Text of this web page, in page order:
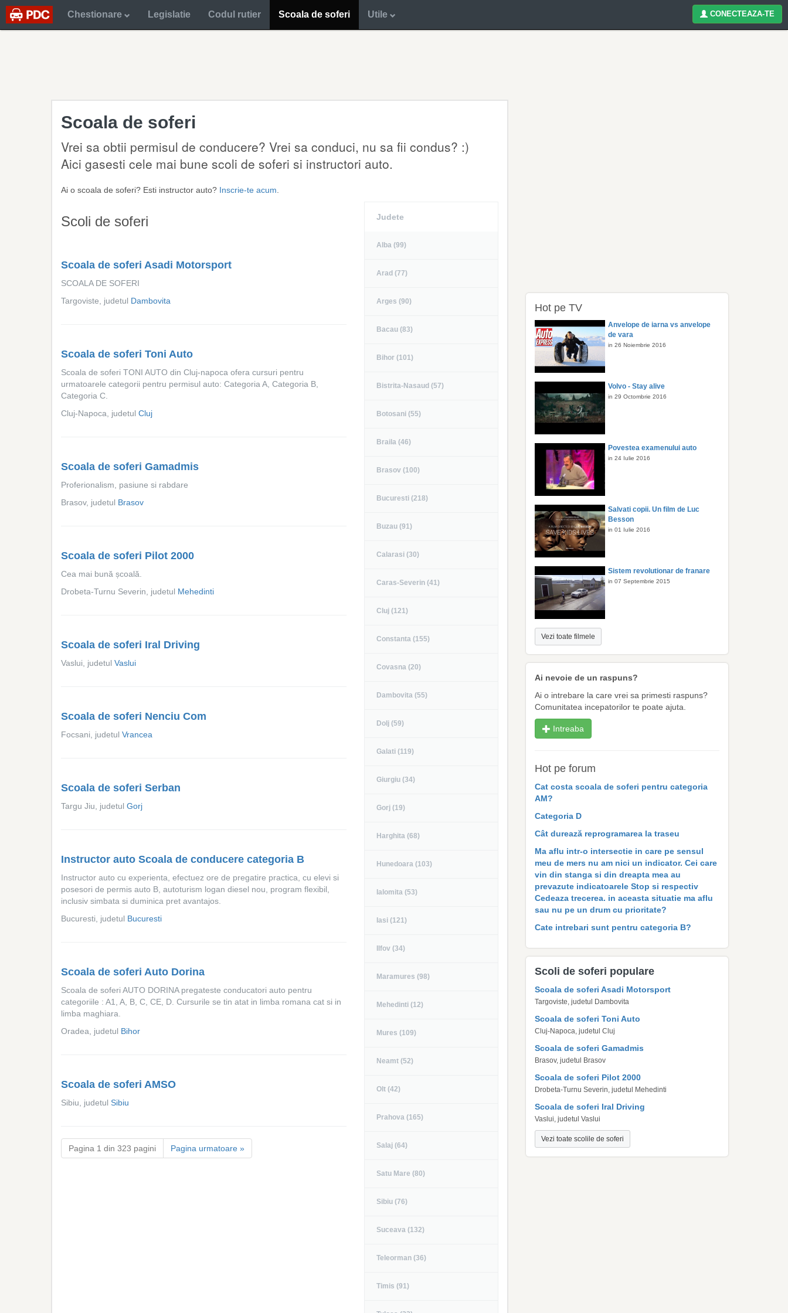
Chestionare Legislatie Codul rutier Scoala de soferi Utile CONECTEAZA-TE
Scoala de soferi
Vrei sa obtii permisul de conducere? Vrei sa conduci, nu sa fii condus? :)
Aici gasesti cele mai bune scoli de soferi si instructori auto.
Ai o scoala de soferi? Esti instructor auto? Inscrie-te acum
Scoli de soferi
Scoala de soferi Asadi Motorsport
SCOALA DE SOFERI
Targoviste, judetul Dambovita
Scoala de soferi Toni Auto
Scoala de soferi TONI AUTO din Cluj-napoca ofera cursuri pentru
urmatoarele categorii pentru permisul auto: Categoria A, Categoria B,
Categoria C.
Cluj-Napoca, judetul Cluj
Scoala de soferi Gamadmis
Proferionalism, pasiune si rabdare
Brasov, judetul Brasov
Scoala de soferi Pilot 2000
Cea mai bună școală.
Drobeta-Turnu Severin, judetul Mehedinti
Scoala de soferi Iral Driving
Vaslui, judetul Vaslui
Scoala de soferi Nenciu Com
Focsani, judetul Vrancea
Scoala de soferi Serban
Targu Jiu, judetul Gorj
Instructor auto Scoala de conducere categoria B
Instructor auto cu experienta, efectuez ore de pregatire practica, cu elevi si
posesori de permis auto B, autoturism logan diesel nou, program flexibil,
inclusiv simbata si duminica pret avantajos.
Bucuresti, judetul Bucuresti
Scoala de soferi Auto Dorina
Scoala de soferi AUTO DORINA pregateste conducatori auto pentru
categoriile : A1, A, B, C, CE, D. Cursurile se tin atat in limba romana cat si in
limba maghiara.
Oradea, judetul Bihor
Scoala de soferi AMSO
Sibiu, judetul Sibiu
Pagina 1 din 323 pagini Pagina urmatoare »
Judete
Alba (99)
Arad (77)
Arges (90)
Bacau (83)
Bihor (101)
Bistrita-Nasaud (57)
Botosani (55)
Braila (46)
Brasov (100)
Bucuresti (218)
Buzau (91)
Calarasi (30)
Caras-Severin (41)
Cluj (121)
Constanta (155)
Covasna (20)
Dambovita (55)
Dolj (59)
Galati (119)
Giurgiu (34)
Gorj (19)
Harghita (68)
Hunedoara (103)
Ialomita (53)
Iasi (121)
Ilfov (34)
Maramures (98)
Mehedinti (12)
Mures (109)
Neamt (52)
Olt (42)
Prahova (165)
Salaj (64)
Satu Mare (80)
Sibiu (76)
Suceava (132)
Teleorman (36)
Timis (91)
Hot pe TV
Anvelope de iarna vs anvelope
de vara
in 26 Noiembrie 2016
Volvo - Stay alive
in 29 Octombrie 2016
Povestea examenului auto
in 24 Iulie 2016
Salvati copii. Un film de Luc
Besson
in 01 Iulie 2016
Sistem revolutionar de franare
in 07 Septembrie 2015
Vezi toate filmele
Ai nevoie de un raspuns?
Ai o intrebare la care vrei sa primesti raspuns?
Comunitatea incepatorilor te poate ajuta.
Intreaba
Hot pe forum
Cat costa scoala de soferi pentru categoria
AM?
Categoria D
Cât durează reprogramarea la traseu
Ma aflu intr-o intersectie in care pe sensul
meu de mers nu am nici un indicator. Cei care
vin din stanga si din dreapta mea au
prevazute indicatoarele Stop si respectiv
Cedeaza trecerea. in aceasta situatie ma aflu
sau nu pe un drum cu prioritate?
Cate intrebari sunt pentru categoria B?
Scoli de soferi populare
Scoala de soferi Asadi Motorsport
Targoviste, judetul Dambovita
Scoala de soferi Toni Auto
Cluj-Napoca, judetul Cluj
Scoala de soferi Gamadmis
Brasov, judetul Brasov
Scoala de soferi Pilot 2000
Drobeta-Turnu Severin, judetul Mehedinti
Scoala de soferi Iral Driving
Vaslui, judetul Vaslui
Vezi toate scolile de soferi